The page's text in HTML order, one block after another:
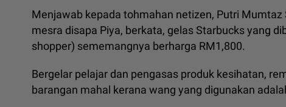
Menjawab kepada tohmahan netizen, Putri
mesra disapa Piya, berkata, gelas Starbucks yang
shopper) sememangnya berharga RM1,800.
Bergelar pelajar dan pengasas produk kesihatan,
barangan mahal kerana wang yang digunakan